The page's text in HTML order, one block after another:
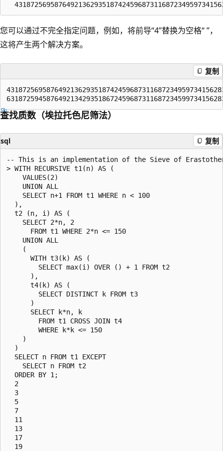
您可以通过不完全指定问题，例如，将前导“4”替换为空格“ ”，
这将产生两个解决方案。
复制
查找质数（埃拉托色尼筛法）
sql 复制
-- This is an implementation of the Sieve of
> WITH RECURSIVE t1(n) AS (
    VALUES(2)
    UNION ALL
    SELECT n+1 FROM t1 WHERE n < 100
  ),
  t2 (n, i) AS (
    SELECT 2*n, 2
      FROM t1 WHERE 2*n <= 150
    UNION ALL
    (
      WITH t3(k) AS (
        SELECT max(i) OVER () + 1 FROM t2
      ),
      t4(k) AS (
        SELECT DISTINCT k FROM t3
      )
      SELECT k*n, k
        FROM t1 CROSS JOIN t4
        WHERE k*k <= 150
    )
  )
  SELECT n FROM t1 EXCEPT
    SELECT n FROM t2
  ORDER BY 1;
  2
  3
  5
  7
  11
  13
  17
  19